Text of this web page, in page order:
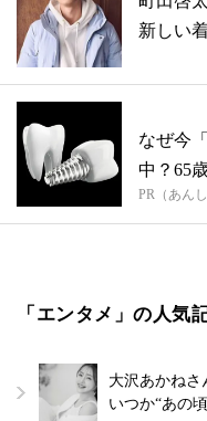
新しい
なぜ今
中？65
置は...
PR（あん
「エンタメ」の人気
大沢あかねさ
いつか“あの